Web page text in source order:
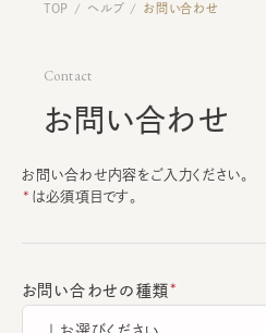
TOP / ヘルプ / お問い合わせ
Contact
お問い合わせ
お問い合わせ内容をご入力ください。
は必須項目です。
お問い合わせの種類